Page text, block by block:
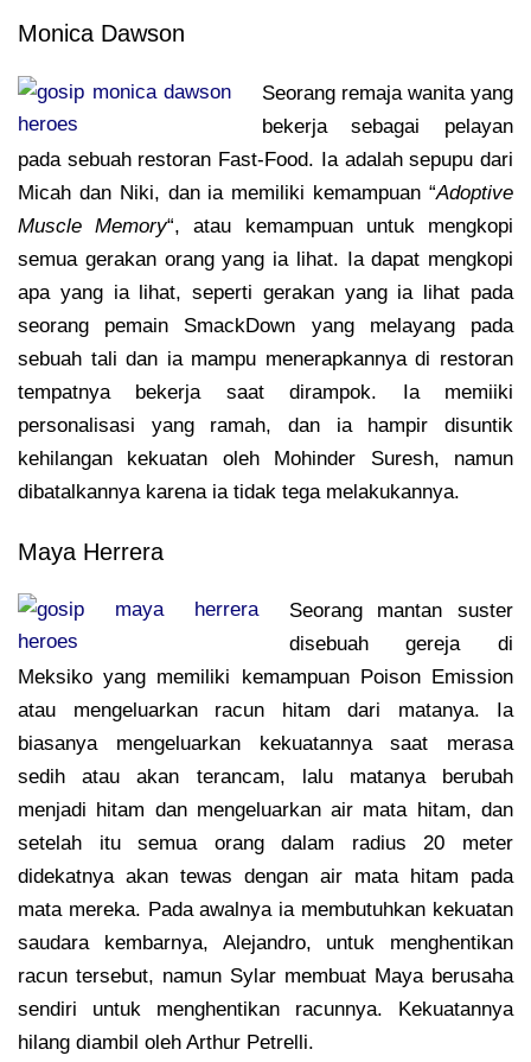
Monica Dawson
Seorang remaja wanita yang
bekerja sebagai pelayan
pada sebuah restoran Fast-Food. Ia adalah sepupu dari
Micah dan Niki, dan ia memiliki kemampuan “Adoptive
Muscle Memory“, atau kemampuan untuk mengkopi
semua gerakan orang yang ia lihat. Ia dapat mengkopi
apa yang ia lihat, seperti gerakan yang ia lihat pada
seorang pemain SmackDown yang melayang pada
sebuah tali dan ia mampu menerapkannya di restoran
tempatnya bekerja saat dirampok. Ia memiiki
personalisasi yang ramah, dan ia hampir disuntik
kehilangan kekuatan oleh Mohinder Suresh, namun
dibatalkannya karena ia tidak tega melakukannya.
Maya Herrera
Seorang mantan suster
disebuah gereja di
Meksiko yang memiliki kemampuan Poison Emission
atau mengeluarkan racun hitam dari matanya. Ia
biasanya mengeluarkan kekuatannya saat merasa
sedih atau akan terancam, lalu matanya berubah
menjadi hitam dan mengeluarkan air mata hitam, dan
setelah itu semua orang dalam radius 20 meter
didekatnya akan tewas dengan air mata hitam pada
mata mereka. Pada awalnya ia membutuhkan kekuatan
saudara kembarnya, Alejandro, untuk menghentikan
racun tersebut, namun Sylar membuat Maya berusaha
sendiri untuk menghentikan racunnya. Kekuatannya
hilang diambil oleh Arthur Petrelli.